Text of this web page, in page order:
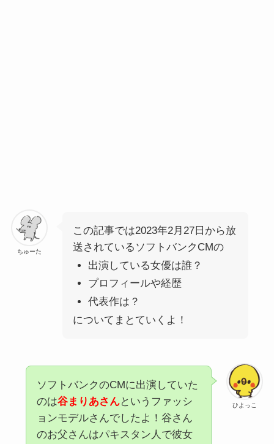
ちゅーた
この記事では2023年2月27日から放
送されているソフトバンクCMの
出演している女優は誰？
プロフィールや経歴
代表作は？
についてまとていくよ！
ひよっこ
ソフトバンクのCMに出演していた
のは谷まりあさんというファッシ
ョンモデルさんでしたよ！谷さん
のお父さんはパキスタン人で彼女